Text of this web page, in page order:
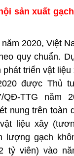
sản xuất
2020, Việt
quy chuẩn.
triển vật liệu
được Thủ
QĐ-TTG năm
nung trên toàn
liệu xây
lượng gạch
tỷ viên) vào